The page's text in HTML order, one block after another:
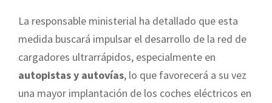
La responsable ministerial ha detallado que esta
medida buscará impulsar el desarrollo de la red de
cargadores ultrarrápidos, especialmente en
autopistas y autovías, lo que favorecerá a su vez
una mayor implantación de los coches eléctricos en